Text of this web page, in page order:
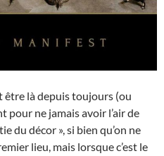
être là depuis toujours (ou
pour ne jamais avoir l’air de
du décor », si bien qu’on ne
lieu, mais lorsque c’est le